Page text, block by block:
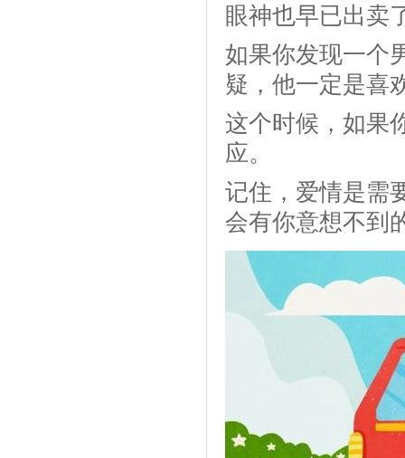
眼神也早已出卖
如果你发现一个
疑，他一定是喜
这个时候，如果
应。
记住，爱情是需
会有你意想不到